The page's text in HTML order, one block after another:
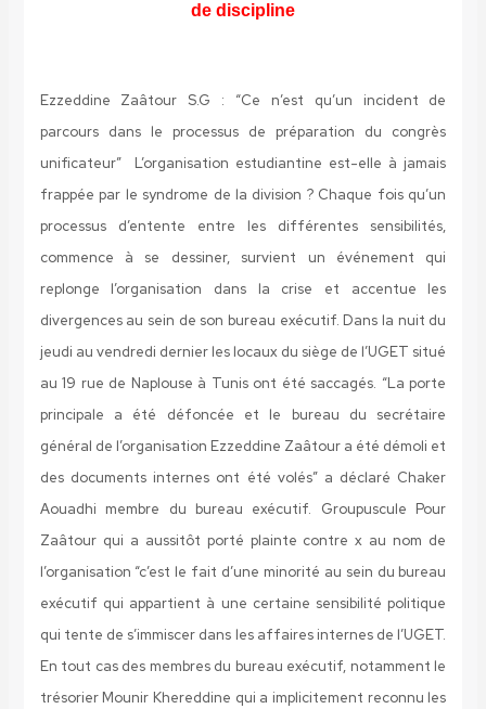
de discipline
Ezzeddine Zaâtour S.G : “Ce n’est qu’un incident de
parcours dans le processus de préparation du congrès
unificateur” L’organisation estudiantine est-elle à jamais
frappée par le syndrome de la division ? Chaque fois qu’un
processus d’entente entre les différentes sensibilités,
commence à se dessiner, survient un événement qui
replonge l’organisation dans la crise et accentue les
divergences au sein de son bureau exécutif. Dans la nuit du
jeudi au vendredi dernier les locaux du siège de l’UGET situé
au 19 rue de Naplouse à Tunis ont été saccagés. “La porte
principale a été défoncée et le bureau du secrétaire
général de l’organisation Ezzeddine Zaâtour a été démoli et
des documents internes ont été volés” a déclaré Chaker
Aouadhi membre du bureau exécutif. Groupuscule Pour
Zaâtour qui a aussitôt porté plainte contre x au nom de
l’organisation “c’est le fait d’une minorité au sein du bureau
exécutif qui appartient à une certaine sensibilité politique
qui tente de s’immiscer dans les affaires internes de l’UGET.
En tout cas des membres du bureau exécutif, notamment le
trésorier Mounir Khereddine qui a implicitement reconnu les